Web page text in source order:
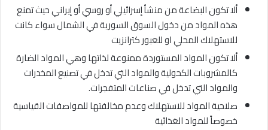
ألا تكون البضاعة من منشأ إسرائيلي أو روسي أو إيراني حيث تمنع
هذه المواد من دخول السوق السورية في الشمال سواء كانت
للاستهلاك المحلي او للعبور كترانزيت
ألا تكون المواد المستوردة ممنوعة لذاتها وهي المواد الضارة
كالمشروبات الكحولية والمواد التي تدخل في تصنيع المخدرات
والمواد التي تدخل في صناعات المتفجرات.
صلاحية المواد للاستهلاك وعدم مخالفتها للمواصفات القياسية
خصوصاً للمواد الغذائية